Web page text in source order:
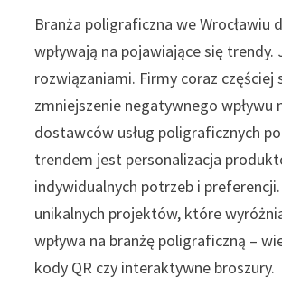
Branża poligraficzna we
wpływają na pojawiające się
rozwiązaniami. Firmy coraz
zmniejszenie negatywnego
dostawców usług poligraficznych
trendem jest personalizacja
indywidualnych potrzeb i
unikalnych projektów, które
wpływa na branżę poligraficzną –
kody QR czy interaktywne broszury.